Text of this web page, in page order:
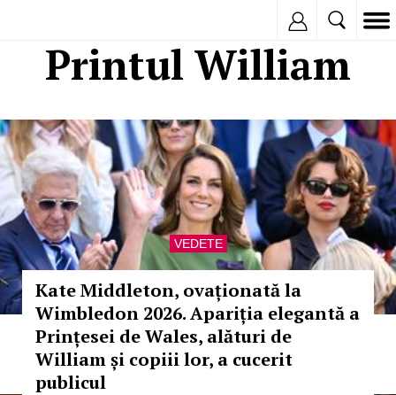
Printul William
VEDETE
Kate Middleton, ovaționată la
Wimbledon 2026. Apariția elegantă a
Prințesei de Wales, alături de
William și copiii lor, a cucerit
publicul